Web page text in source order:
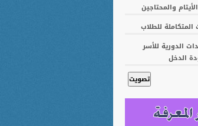
والمحتاجين
للطلاب
الدورية للأسر
الدخل